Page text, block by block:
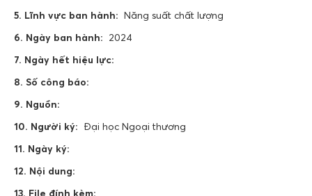
5. Lĩnh vực ban hành: Năng suất chất lượng
6. Ngày ban hành: 2024
7. Ngày hết hiệu lực:
8. Số công báo:
9. Nguồn:
10. Người ký: Đại học Ngoại thương
11. Ngày ký:
12. Nội dung:
13. File đính kèm: